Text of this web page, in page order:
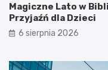
Magiczne Lato w
Przyjaźń dla Dzieci
6 sierpnia 2026